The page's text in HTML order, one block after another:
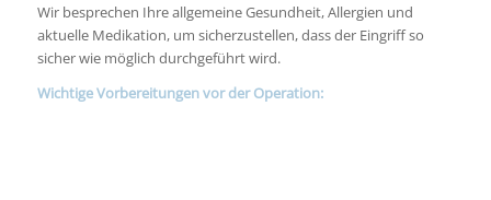
Wir besprechen Ihre allgemeine Gesundheit, Allergien und
aktuelle Medikation, um sicherzustellen, dass der Eingriff so
sicher wie möglich durchgeführt wird.
Wichtige Vorbereitungen vor der Operation: